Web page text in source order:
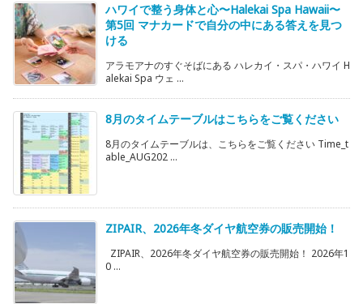
ハワイで整う身体と心〜Halekai Spa Hawaii〜
第5回 マナカードで自分の中にある答えを見つ
ける
アラモアナのすぐそばにある ハレカイ・スパ・ハワイ H
alekai Spa ウェ ...
8月のタイムテーブルはこちらをご覧ください
8月のタイムテーブルは、こちらをご覧ください Time_t
able_AUG202 ...
ZIPAIR、2026年冬ダイヤ航空券の販売開始！
ZIPAIR、2026年冬ダイヤ航空券の販売開始！ 2026年1
0 ...